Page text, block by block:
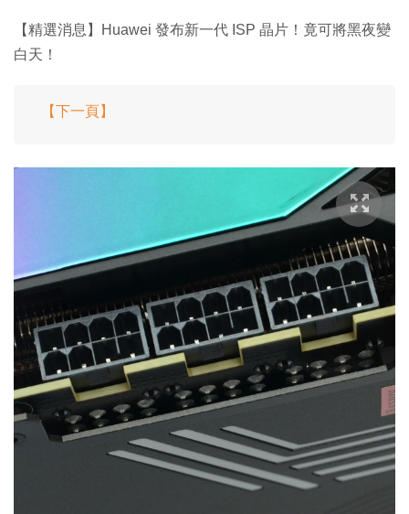
【精選消息】Huawei 發布新一代 ISP 晶片！竟可將黑夜變
白天！
【下一頁】